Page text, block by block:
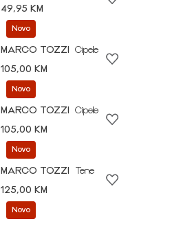
49,95 KM
Novo
MARCO TOZZI
Cipele
105,00 KM
Novo
MARCO TOZZI
Cipele
105,00 KM
Novo
MARCO TOZZI
Tene
125,00 KM
Novo